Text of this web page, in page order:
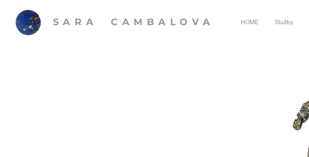
SARA CAMBALOVA​ HOME Služby